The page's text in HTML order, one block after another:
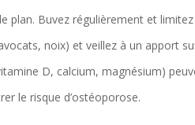
plan. Buvez régulièrement et
noix) et veillez à un apport
D, calcium, magnésium)
le risque d’ostéoporose.